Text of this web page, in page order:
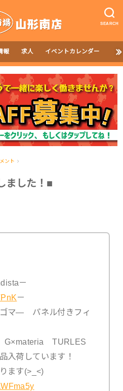
SEARCH
報 求人 イベントカレンダー
ント
ました！■
－
－
マ― パネル付きフィ
G×materia TURLES
入荷しています！
ます(>_<)